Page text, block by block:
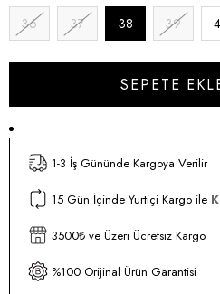
36 37 38 39
1-3 İş Gününde Kargoya Verilir
15 Gün İçinde Yurtiçi Kargo ile
3500₺ ve Üzeri Ücretsiz Kargo
%100 Orijinal Ürün Garantisi